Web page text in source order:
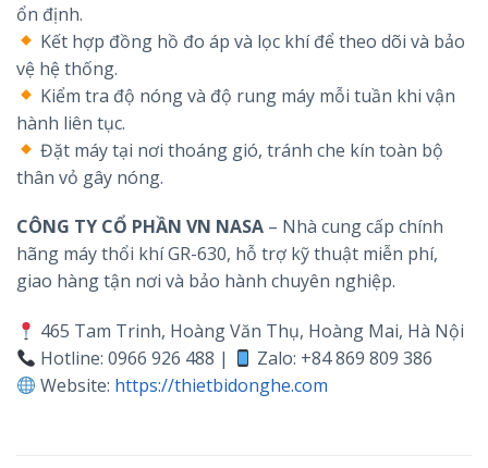
ổn định.
Kết hợp đồng hồ đo áp và lọc khí để theo dõi và bảo
vệ hệ thống.
Kiểm tra độ nóng và độ rung máy mỗi tuần khi vận
hành liên tục.
Đặt máy tại nơi thoáng gió, tránh che kín toàn bộ
thân vỏ gây nóng.
CÔNG TY CỔ PHẦN VN NASA – Nhà cung cấp chính
hãng máy thổi khí GR-630, hỗ trợ kỹ thuật miễn phí,
giao hàng tận nơi và bảo hành chuyên nghiệp.
465 Tam Trinh, Hoàng Văn Thụ, Hoàng Mai, Hà Nội
Hotline: 0966 926 488 |
Zalo: +84 869 809 386
Website: https://thietbidonghe.com